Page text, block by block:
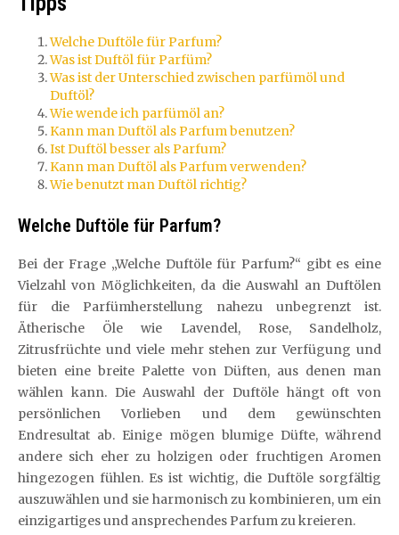
Welche Duftöle für Parfum?
Was ist Duftöl für Parfüm?
Was ist der Unterschied zwischen parfümöl und
Duftöl?
Wie wende ich parfümöl an?
Kann man Duftöl als Parfum benutzen?
Ist Duftöl besser als Parfum?
Kann man Duftöl als Parfum verwenden?
Wie benutzt man Duftöl richtig?
Welche Duftöle für Parfum?
Bei der Frage „Welche Duftöle für Parfum?“ gibt es eine
Vielzahl von Möglichkeiten, da die Auswahl an Duftölen
für die Parfümherstellung nahezu unbegrenzt ist.
Ätherische Öle wie Lavendel, Rose, Sandelholz,
Zitrusfrüchte und viele mehr stehen zur Verfügung und
bieten eine breite Palette von Düften, aus denen man
wählen kann. Die Auswahl der Duftöle hängt oft von
persönlichen Vorlieben und dem gewünschten
Endresultat ab. Einige mögen blumige Düfte, während
andere sich eher zu holzigen oder fruchtigen Aromen
hingezogen fühlen. Es ist wichtig, die Duftöle sorgfältig
auszuwählen und sie harmonisch zu kombinieren, um ein
einzigartiges und ansprechendes Parfum zu kreieren.